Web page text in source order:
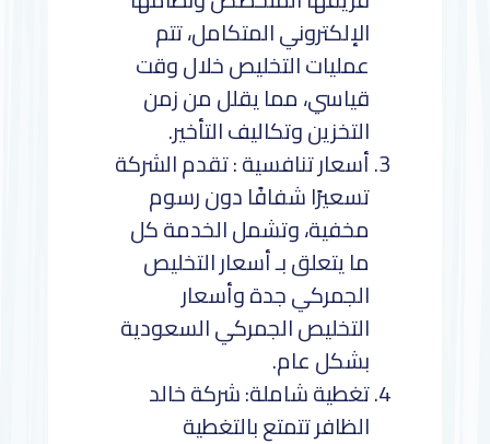
الإلكتروني المتكامل، تتم
عمليات التخليص خلال وقت
قياسي، مما يقلل من زمن
التخزين وتكاليف التأخير.
أسعار تنافسية : تقدم الشركة
تسعيرًا شفافًا دون رسوم
مخفية، وتشمل الخدمة كل
ما يتعلق بـ أسعار التخليص
الجمركي جدة وأسعار
التخليص الجمركي السعودية
بشكل عام.
تغطية شاملة: شركة خالد
الظافر تتمتع بالتغطية